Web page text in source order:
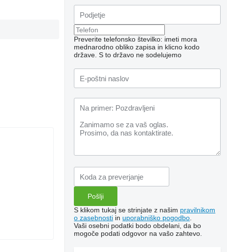
Preverite telefonsko številko: imeti mora
mednarodno obliko zapisa in klicno kodo
države. S to državo ne sodelujemo
S klikom tukaj se strinjate z našim pravilnikom
o zasebnosti in uporabniško pogodbo
Vaši osebni podatki bodo obdelani, da bo
mogoče podati odgovor na vašo zahtevo.